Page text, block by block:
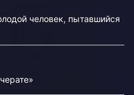
человек, пытавшийся